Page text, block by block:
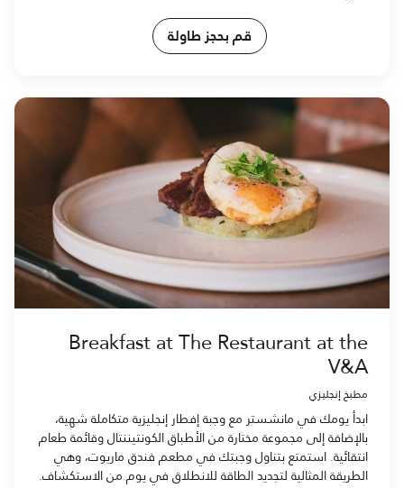
قم بحجز طاولة
Breakfast at The Restaurant at the
V&A
مطبخ إنجليزي
ابدأ يومك في مانشستر مع وجبة إفطار إنجليزية متكاملة شهية،
بالإضافة إلى مجموعة مختارة من الأطباق الكونتيننتال وقائمة طعام
انتقائية. استمتع بتناول وجبتك في مطعم فندق ماريوت، وهي
الطريقة المثالية لتجديد الطاقة للانطلاق في يوم من الاستكشاف.